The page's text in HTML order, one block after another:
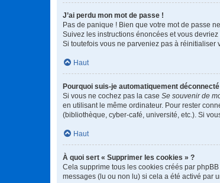
J’ai perdu mon mot de passe !
Pas de panique ! Bien que votre mot de passe
Suivez les instructions énoncées et vous
Si toutefois vous ne parveniez pas à réinitialiser
Haut
Pourquoi suis-je automatiquement
Si vous ne cochez pas la case Se souvenir de
en utilisant le même ordinateur. Pour rester
(bibliothèque, cyber-café, université, etc.). Si
Haut
À quoi sert « Supprimer les cookies » ?
Cela supprime tous les cookies créés par
messages (lu ou non lu) si cela a été activé par